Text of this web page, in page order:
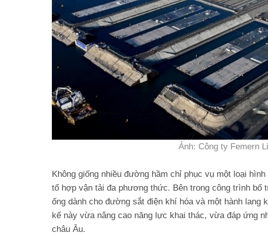
Ảnh: Công ty Femern
Không giống nhiều đường hầm chỉ phục vụ một loại
tổ hợp vận tải đa phương thức. Bên trong công trình bố
ống dành cho đường sắt điện khí hóa và một hành
kế này vừa nâng cao năng lực khai thác, vừa đáp ứng
châu Âu.